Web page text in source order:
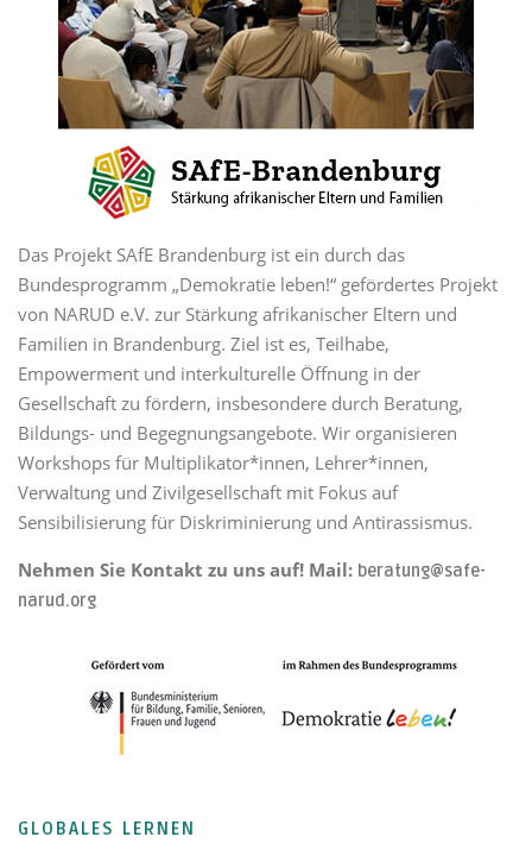
Das Projekt SAfE Brandenburg ist ein durch das
Bundesprogramm „Demokratie leben!“ gefördertes Projekt
von NARUD e.V. zur Stärkung afrikanischer Eltern und
Familien in Brandenburg. Ziel ist es, Teilhabe,
Empowerment und interkulturelle Öffnung in der
Gesellschaft zu fördern, insbesondere durch Beratung,
Bildungs- und Begegnungsangebote. Wir organisieren
Workshops für Multiplikator*innen, Lehrer*innen,
Verwaltung und Zivilgesellschaft mit Fokus auf
Sensibilisierung für Diskriminierung und Antirassismus.
Nehmen Sie Kontakt zu uns auf! Mail: beratung@safe-
narud.org
GLOBALES LERNEN